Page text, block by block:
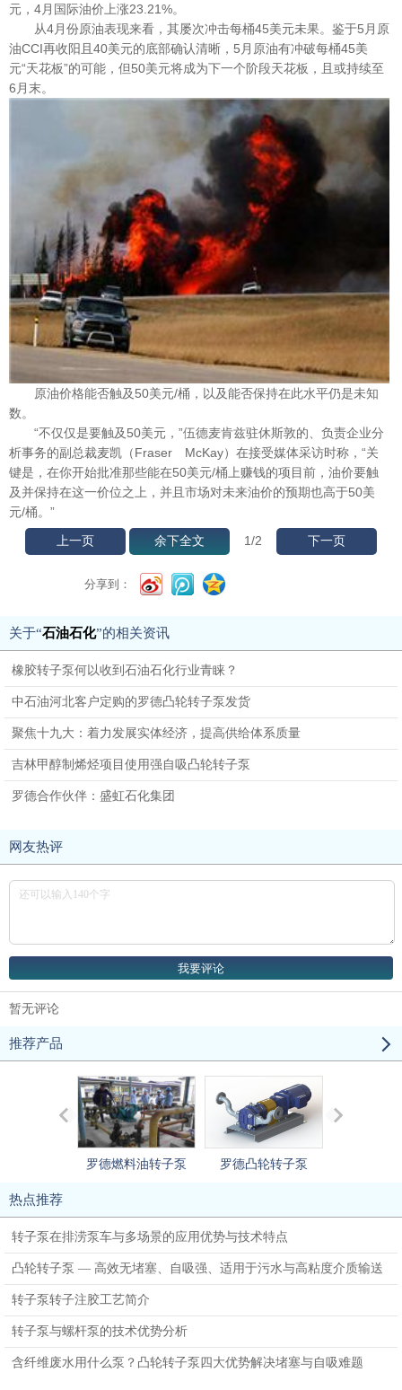
元，4月国际油价上涨23.21%。
从4月份原油表现来看，其屡次冲击每桶45美元未果。鉴于5月原
油CCI再收阳且40美元的底部确认清晰，5月原油有冲破每桶45美
元“天花板”的可能，但50美元将成为下一个阶段天花板，且或持续至
6月末。
原油价格能否触及50美元/桶，以及能否保持在此水平仍是未知
数。
“不仅仅是要触及50美元，”伍德麦肯兹驻休斯敦的、负责企业分
析事务的副总裁麦凯（Fraser McKay）在接受媒体采访时称，“关
键是，在你开始批准那些能在50美元/桶上赚钱的项目前，油价要触
及并保持在这一价位之上，并且市场对未来油价的预期也高于50美
元/桶。”
上一页 余下全文 1/2 下一页
分享到：
关于“石油石化”的相关资讯
橡胶转子泵何以收到石油石化行业青睐？
中石油河北客户定购的罗德凸轮转子泵发货
聚焦十九大：着力发展实体经济，提高供给体系质量
吉林甲醇制烯烃项目使用强自吸凸轮转子泵
罗德合作伙伴：盛虹石化集团
网友热评
暂无评论
推荐产品
罗德燃料油转子泵 罗德凸轮转子泵
热点推荐
转子泵在排涝泵车与多场景的应用优势与技术特点
凸轮转子泵 — 高效无堵塞、自吸强、适用于污水与高粘度介质输送
转子泵转子注胶工艺简介
转子泵与螺杆泵的技术优势分析
含纤维废水用什么泵？凸轮转子泵四大优势解决堵塞与自吸难题